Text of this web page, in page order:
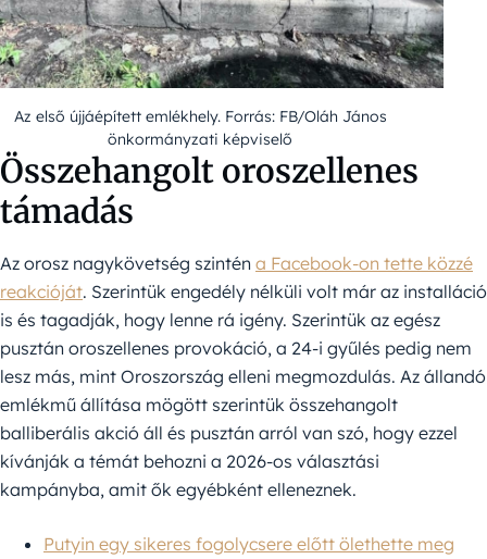
Az első újjáépített emlékhely. Forrás: FB/Oláh János
önkormányzati képviselő
Összehangolt oroszellenes
támadás
Az orosz nagykövetség szintén a Facebook-on tette közzé
reakcióját. Szerintük engedély nélküli volt már az installáció
is és tagadják, hogy lenne rá igény. Szerintük az egész
pusztán oroszellenes provokáció, a 24-i gyűlés pedig nem
lesz más, mint Oroszország elleni megmozdulás. Az állandó
emlékmű állítása mögött szerintük összehangolt
balliberális akció áll és pusztán arról van szó, hogy ezzel
kívánják a témát behozni a 2026-os választási
kampányba, amit ők egyébként elleneznek.
Putyin egy sikeres fogolycsere előtt ölethette meg